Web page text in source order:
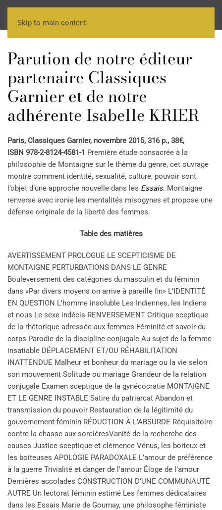
Skip to main content
Parution de notre éditeur
partenaire Classiques
Garnier et de notre
adhérente Isabelle KRIER
Paris, Classiques Garnier, novembre 2015, 316 p., 38€,
ISBN 978-2-8124-4581-1 Première étude consacrée à la
philosophie de Montaigne sur le thème du genre, cet ouvrage
montre comment identité, sexualité, culture, pouvoir sont
l’objet d’une approche nouvelle dans les Essais. Montaigne
renverse avec ironie les mentalités misogynes et propose une
défense originale de la liberté des femmes.
Table des matières
AVERTISSEMENT PROLOGUE LE SCEPTICISME DE
MONTAIGNE PERTURBATIONS DANS LE GENRE
Bouleversement des catégories du masculin et du féminin
dans «Par divers moyens on arrive à pareille fin» ­L’IDENTITÉ
EN QUESTION L’homme insoluble Les Indiennes, les Indiens
et nous Le sexe indécis RENVERSEMENT Critique sceptique
de la rhétorique adressée aux femmes Féminité et savoir du
corps Parodie de la discipline conjugale Au sujet de la femme
insatiable DÉPLACEMENT ET/OU RÉHABILITATION
INATTENDUE Malheur et bonheur du mariage ou la vie selon
son mouvement Solitude ou mariage Grandeur de la relation
conjugale Examen sceptique de la gynécocratie MONTAIGNE
ET LE GENRE INSTABLE Satire du patriarcat Abandon et
transmission du pouvoir Restauration de la légitimité du
gouvernement féminin RÉDUCTION À ­L’ABSURDE Réquisitoire
contre la chasse aux sorcièresVanité de la recherche des
causes Justice sceptique et clémence Vénus, les boiteux et
les boiteuses APOLOGIE PARADOXALE L’amour de préférence
à la guerre Trivialité et danger de l’amour Éloge de l’amour
Dernières accolades CONSTRUCTION­ D’UNE COMMUNAUTÉ
AUTRE Un lectorat féminin estimé Les femmes dédicataires
dans les Essais Marie de Gournay, une philosophe féministe